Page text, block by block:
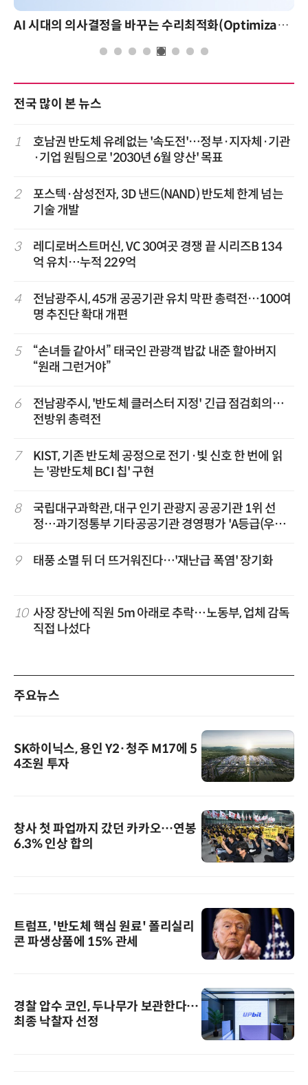
AI 시대의 의사결정을 바꾸는 수리최적화(Optimization): 실제 산업 적용 사례와 활용 전략 AI 핀옵스 실전 세미나: 폭증하는 AI 토큰
전국 많이 본 뉴스
1
호남권 반도체 유례없는 '속도전'…정부·지자체·기관
·기업 원팀으로 '2030년 6월 양산' 목표
2
포스텍·삼성전자, 3D 낸드(NAND) 반도체 한계 넘는
기술 개발
3
레디로버스트머신, VC 30여곳 경쟁 끝 시리즈B 134
억 유치…누적 229억
4
전남광주시, 45개 공공기관 유치 막판 총력전…100여
명 추진단 확대 개편
5
“손녀들 같아서” 태국인 관광객 밥값 내준 할아버지
“원래 그런거야”
6
전남광주시, '반도체 클러스터 지정' 긴급 점검회의…
전방위 총력전
7
KIST, 기존 반도체 공정으로 전기·빛 신호 한 번에 읽
는 '광반도체 BCI 칩' 구현
8
국립대구과학관, 대구 인기 관광지 공공기관 1위 선
정…과기정통부 기타공공기관 경영평가 'A등급(우수)'
9
태풍 소멸 뒤 더 뜨거워진다…'재난급 폭염' 장기화
10 사장 장난에 직원 5m 아래로 추락…노동부, 업체 감독
직접 나섰다
주요뉴스
SK하이닉스, 용인 Y2·청주 M17에 5
4조원 투자
창사 첫 파업까지 갔던 카카오…연봉
6.3% 인상 합의
트럼프, '반도체 핵심 원료' 폴리실리
콘 파생상품에 15% 관세
경찰 압수 코인, 두나무가 보관한다…
최종 낙찰자 선정